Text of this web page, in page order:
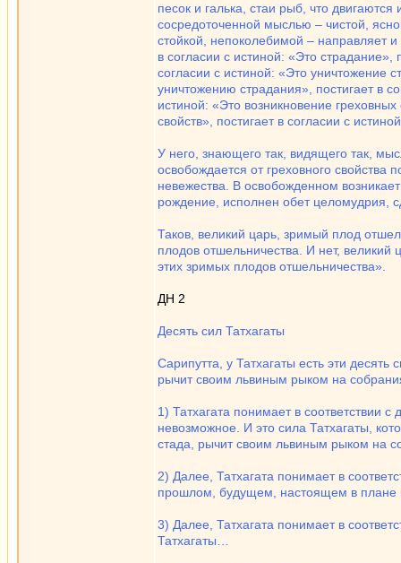
песок и галька, стаи рыб, что
сосредоточенной мыслью – чистой,
стойкой, непоколебимой – направляет
в согласии с истиной: «Это страдание»,
согласии с истиной: «Это уничтожение
уничтожению страдания», постигает в
истиной: «Это возникновение
свойств», постигает в согласии с
У него, знающего так, видящего так,
освобождается от греховного свойства
невежества. В освобожденном
рождение, исполнен обет целомудрия,
Таков, великий царь, зримый плод
плодов отшельничества. И нет, великий
этих зримых плодов отшельничества».
ДН 2
Десять сил Татхагаты
Сарипутта, у Татхагаты есть эти
рычит своим львиным рыком на
1) Татхагата понимает в соответствии
невозможное. И это сила Татхагаты,
стада, рычит своим львиным рыком на
2) Далее, Татхагата понимает в
прошлом, будущем, настоящем в плане
3) Далее, Татхагата понимает в
Татхагаты…